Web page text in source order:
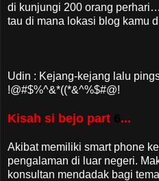
di kunjungi 200 orang
tau di mana lokasi blog kamu
Udin : Kejang-kejang lalu
!@#$%^&*((*&^%$#@!
Kisah si bejo part ...
Akibat memiliki smart phone
pengalaman di luar negeri.
konsultan mendadak bagi